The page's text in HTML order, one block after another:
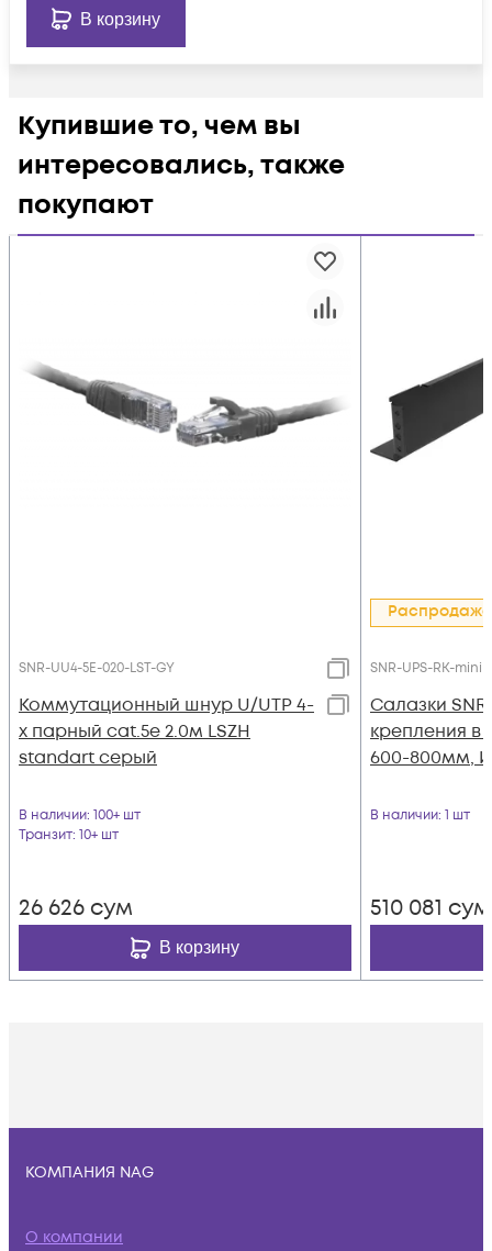
В корзину
Купившие то, чем вы
интересовались, также
покупают
SNR-UU4-5E-020-LST-GY
Коммутационный шнур U/UTP 4-
х парный cat.5e 2.0м LSZH
standart серый
В наличии: 100+ шт
Транзит: 10+ шт
26 626 сум
В корзину
SNR-UPS-RK-mini
Cалазки
крепления в
600-800мм,
В наличии: 1 шт
510 081 сум
КОМПАНИЯ NAG
О компании